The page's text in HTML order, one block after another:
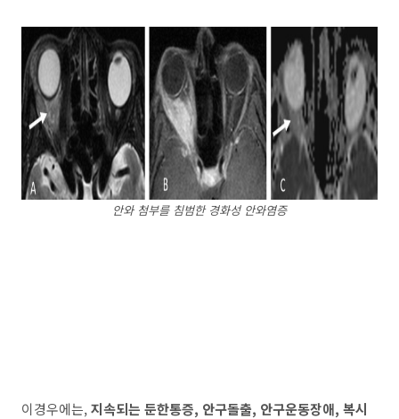
안와 첨부를 침범한 경화성 안와염증
이경우에는,지속되는 둔한통증, 안구돌출, 안구운동장애, 복시